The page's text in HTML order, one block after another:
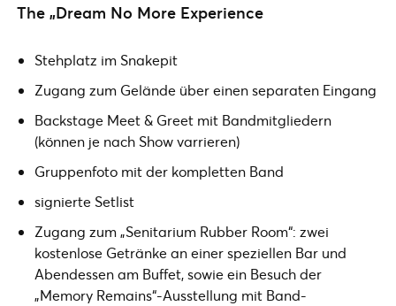
The „Dream No More Experience
Stehplatz im Snakepit
Zugang zum Gelände über einen separaten Eingang
Backstage Meet & Greet mit Bandmitgliedern
(können je nach Show varrieren)
Gruppenfoto mit der kompletten Band
signierte Setlist
Zugang zum „Senitarium Rubber Room“: zwei
kostenlose Getränke an einer speziellen Bar und
Abendessen am Buffet, sowie ein Besuch der
„Memory Remains“-Ausstellung mit Band-